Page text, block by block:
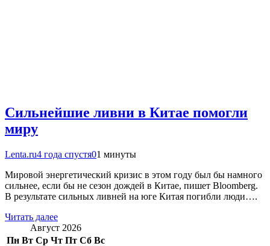
Сильнейшие ливни в Китае помогли
миру
Lenta.ru4 года спустя01 минуты
Мировой энергетический кризис в этом году был бы намного
сильнее, если бы не сезон дождей в Китае, пишет Bloomberg.
В результате сильных ливней на юге Китая погибли люди….
Читать далее
Август 2026
Пн Вт Ср Чт Пт Сб Вс